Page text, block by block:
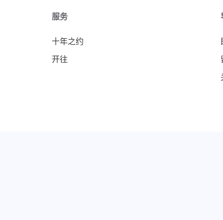
服务
十年之约
开往